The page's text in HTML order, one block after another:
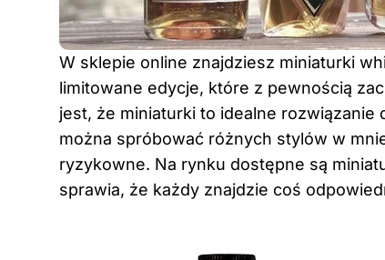
W sklepie online znajdziesz miniaturki
limitowane edycje, które z pewnością
jest, że miniaturki to idealne
można spróbować różnych stylów w
ryzykowne. Na rynku dostępne są
sprawia, że każdy znajdzie coś